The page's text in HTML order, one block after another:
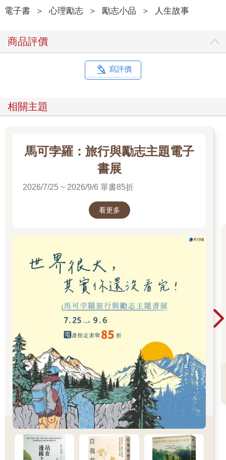
戀、失意、失去自己的旅人，都有屬於各自獨一無二的故事歷
我在遠行的途中，跌落人生的谷底遇見了另外一個自己，他
告訴我：「最慘就是這樣，不會有比現在更慘的生活。」我想做
的事情不再只是逃避，而是活回更真實的自己。失戀失業，沒想
像中可憐，我，也能有更多的夢想，人活著總是會有幾段失敗的
尋屬於自己幸福的路，在經歷職場部門同事自殺後，又再度寫了
離職信「世界這麼大，我還想再看她一眼」，給自己五年的光陰
去放飛自我希望透過不斷出走、不斷跌倒，從未知又陌生恐懼的
世界中，開出屬於自己美麗的花朵。
大洲，從一個逃離職場的素人成了一個教人怎麼自助旅行的旅遊
作家，從擔心下一頓吃啥，明天要住哪的窮困背包客，變成各國
軌道轉變，與網絡社群上讚美跟謾罵的各種聲音，我也困擾了好
幾年，成名的背後是一串道不盡、說不完的血淚辛酸史。而我總
相信，人會越來越順遂的，只要眼睛往前看，思想往上走，大步
的邁開步伐，困難是成長路上的禮物，一切都會越來越好的。
我的旅途跟作家生涯掉入另外一個谷底，蟄伏期時出版社編輯潔
欣遞出了邀約橄欖枝，我將這幾年離群的心路歷程寫成《生活
中，選擇留下合適舒服的人》。
離家是為人，歸途也是為人，人來人往中坦然接受成長過程
中所有煩惱都來自人，與其在乎愛不愛，恨不恨，風光不風光，
不如孤獨為人，瀟灑為人，轉身是一個人，回來也是一個人。
走過三十歲迷茫青春，經歷了四十歲旅程淬鍊，原本陷在泥
濘哪裡都去不了的我，在一次又一次轉身出走中，成功掙脫了眾
人的眼光與現實的枷鎖。曾經糾結的都已煙消雲散，曾經那些質
海闊天空。
電子書 ＞ 心理勵志 ＞ 勵志小品 ＞ 人生故事
商品評價
寫評價
相關主題
馬可孛羅：旅行與勵志主題電子
書展
2026/7/25 ~ 2026/9/6 單書85折
看更多